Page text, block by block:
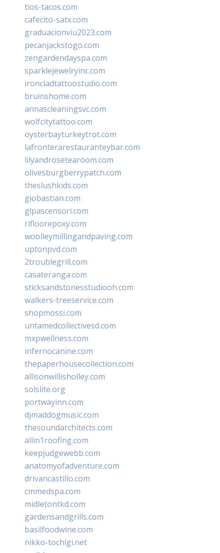
tios-tacos.com
cafecito-satx.com
graduacionviu2023.com
pecanjackstogo.com
zengardendayspa.com
sparklejewelryinc.com
ironcladtattoostudio.com
bruinshome.com
annascleaningsvc.com
wolfcitytattoo.com
oysterbayturkeytrot.com
lafronterarestauranteybar.com
lilyandrosetearoom.com
olivesburgberrypatch.com
theslushkids.com
giobastian.com
glpascensori.com
rifloorepoxy.com
woolleymillingandpaving.com
uptonpvd.com
2troublegrill.com
casateranga.com
sticksandstonesstudiooh.com
walkers-treeservice.com
shopmossi.com
untamedcollectivesd.com
mxpwellness.com
infernocanine.com
thepaperhousecollection.com
allisonwillisholley.com
solslite.org
portwayinn.com
djmaddogmusic.com
thesoundarchitects.com
allin1roofing.com
keepjudgewebb.com
anatomyofadventure.com
drivancastillo.com
cmmedspa.com
midletontkd.com
gardensandgrills.com
basilfoodwine.com
nikko-tochigi.net